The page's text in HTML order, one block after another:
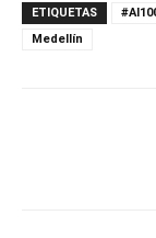
ETIQUETAS
Medellín